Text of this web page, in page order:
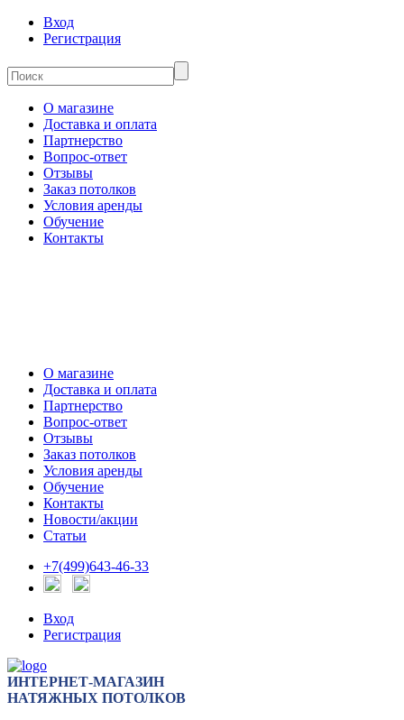
Вход
Регистрация
О магазине
Доставка и оплата
Партнерство
Вопрос-ответ
Отзывы
Заказ потолков
Условия аренды
Обучение
Контакты
О магазине
Доставка и оплата
Партнерство
Вопрос-ответ
Отзывы
Заказ потолков
Условия аренды
Обучение
Контакты
Новости/акции
Статьи
+7(499)643-46-33
Вход
Регистрация
ИНТЕРНЕТ-МАГАЗИН
НАТЯЖНЫХ ПОТОЛКОВ